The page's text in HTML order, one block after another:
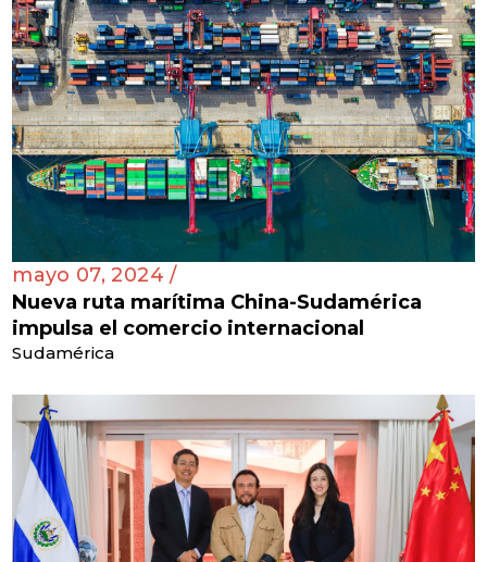
mayo 07, 2024 /
Nueva ruta marítima China-Sudamérica
impulsa el comercio internacional
Sudamérica